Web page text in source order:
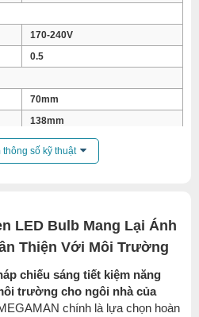
170-240V
0.5
70mm
138mm
thông số kỹ thuật
LED Bulb Mang Lại Ánh
Thiện Với Môi Trường
chiếu sáng tiết kiệm năng
trường cho ngôi nhà của
chính là lựa chọn hoàn